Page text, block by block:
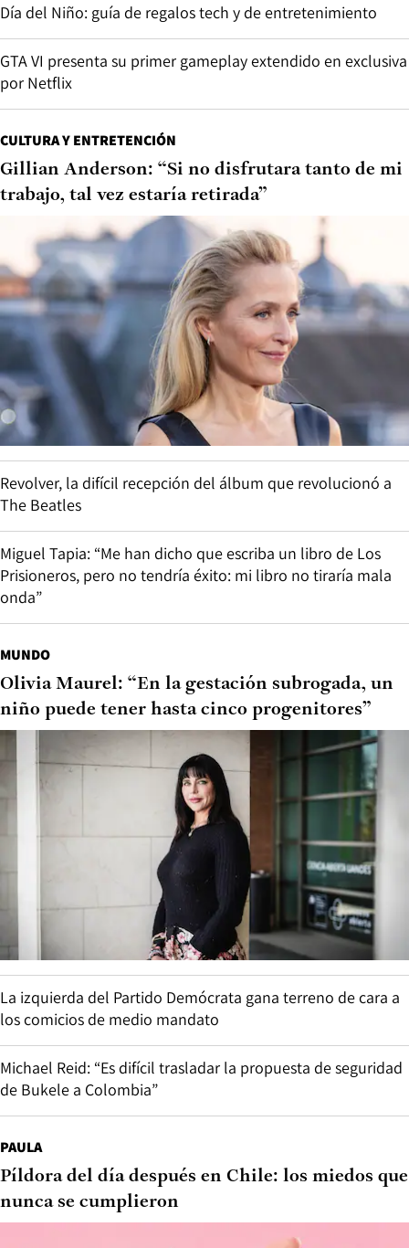
Día del Niño: guía de regalos tech y de entretenimiento
GTA VI presenta su primer gameplay extendido en exclusiva
por Netflix
CULTURA Y ENTRETENCIÓN
Gillian Anderson: “Si no disfrutara tanto de mi
trabajo, tal vez estaría retirada”
Revolver, la difícil recepción del álbum que revolucionó a
The Beatles
Miguel Tapia: “Me han dicho que escriba un libro de Los
Prisioneros, pero no tendría éxito: mi libro no tiraría mala
onda”
MUNDO
Olivia Maurel: “En la gestación subrogada, un
niño puede tener hasta cinco progenitores”
La izquierda del Partido Demócrata gana terreno de cara a
los comicios de medio mandato
Michael Reid: “Es difícil trasladar la propuesta de seguridad
de Bukele a Colombia”
PAULA
Píldora del día después en Chile: los miedos que
nunca se cumplieron